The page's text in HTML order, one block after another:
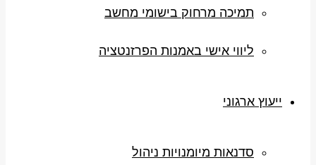
תמיכה מרחוק בישומי מחשב
ליווי אישי באמנות הפרזנטציה
ייעוץ ארגוני
סדנאות מיומנויות ניהול